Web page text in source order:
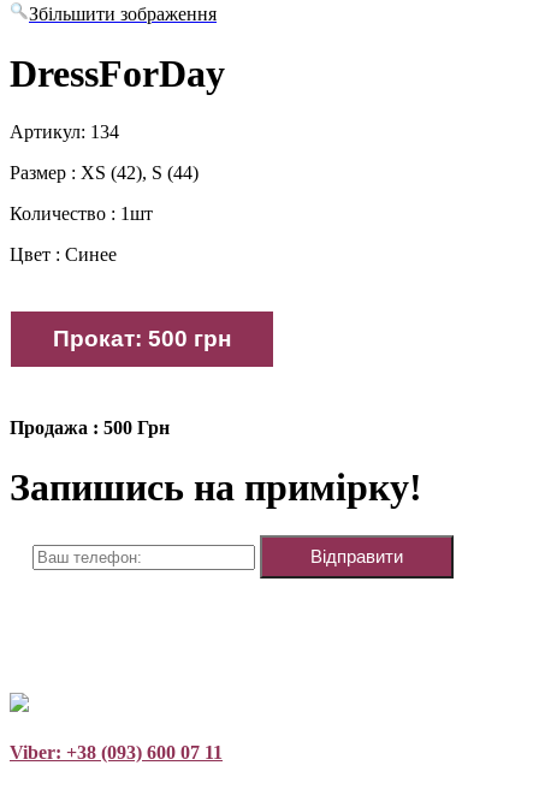
Збільшити зображення
DressForDay
Артикул: 134
Размер : XS (42), S (44)
Количество : 1шт
Цвет : Синее
Продажа : 500 Грн
Запишись на примірку!
Viber: +38 (093) 600 07 11